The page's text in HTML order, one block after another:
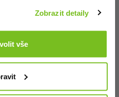
Zobrazit detaily
vše
příjmení a
přihlásit?